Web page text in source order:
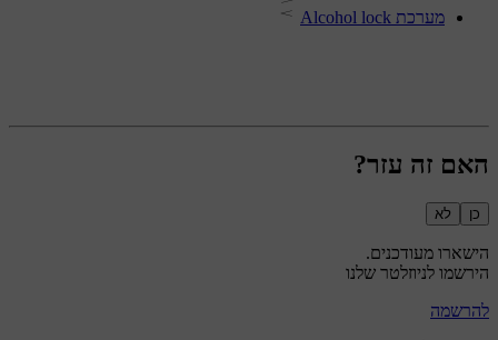
מערכת Alcohol lock
האם זה עזר?
כן לא